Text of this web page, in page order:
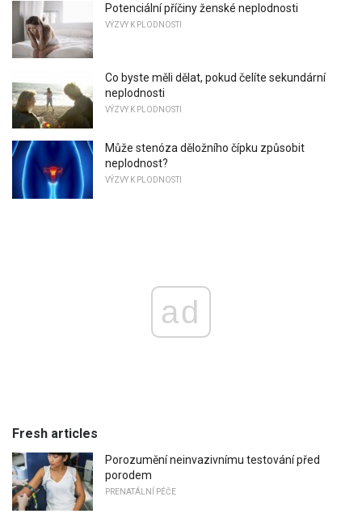
Potenciální příčiny ženské neplodnosti
VÝZVY K PLODNOSTI
Co byste měli dělat, pokud čelíte sekundární
neplodnosti
VÝZVY K PLODNOSTI
Může stenóza děložního čípku způsobit
neplodnost?
VÝZVY K PLODNOSTI
ad
Fresh articles
Porozumění neinvazivnímu testování před
porodem
PRENATÁLNÍ PÉČE